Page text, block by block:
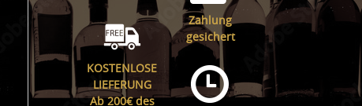
KOSTENLOSE
LIEFERUNG
Ab 200€ des
Zahlung
gesichert